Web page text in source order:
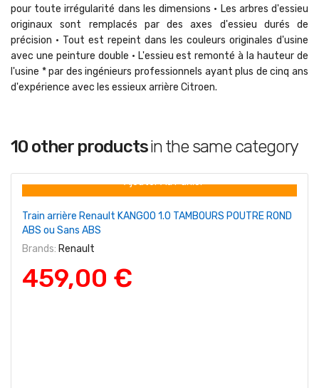
pour toute irrégularité dans les dimensions • Les arbres d'essieu
originaux sont remplacés par des axes d'essieu durés de
précision • Tout est repeint dans les couleurs originales d'usine
avec une peinture double • L'essieu est remonté à la hauteur de
l'usine * par des ingénieurs professionnels ayant plus de cinq ans
d'expérience avec les essieux arrière Citroen.
10 other productsin the same category
+ Ajouter Au Panier
Train arrière Renault KANGOO 1.0 TAMBOURS POUTRE ROND
ABS ou Sans ABS
Brands: Renault
459,00 €